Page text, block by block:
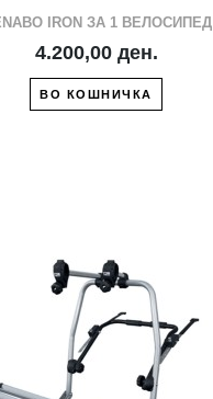
IRON ЗА 1 ВЕЛОСИПЕД
4.200,00 ден.
ВО КОШНИЧКА